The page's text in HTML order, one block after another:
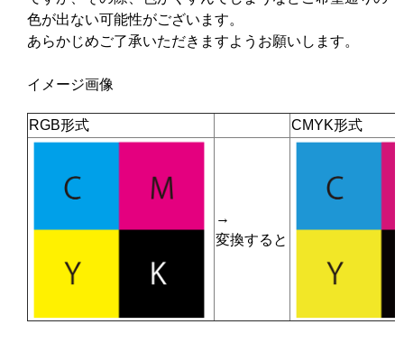
色が出ない可能性がございます。
あらかじめご了承いただきますようお願いします。
イメージ画像
RGB形式 CMYK形式
→
変換すると